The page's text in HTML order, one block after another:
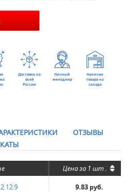
Доставка по
всей
России
Личный
менеджер
Наличие
товара на
складе
ОТЗЫВЫ
Цена за 1 шт.
12.9 9.83 руб.